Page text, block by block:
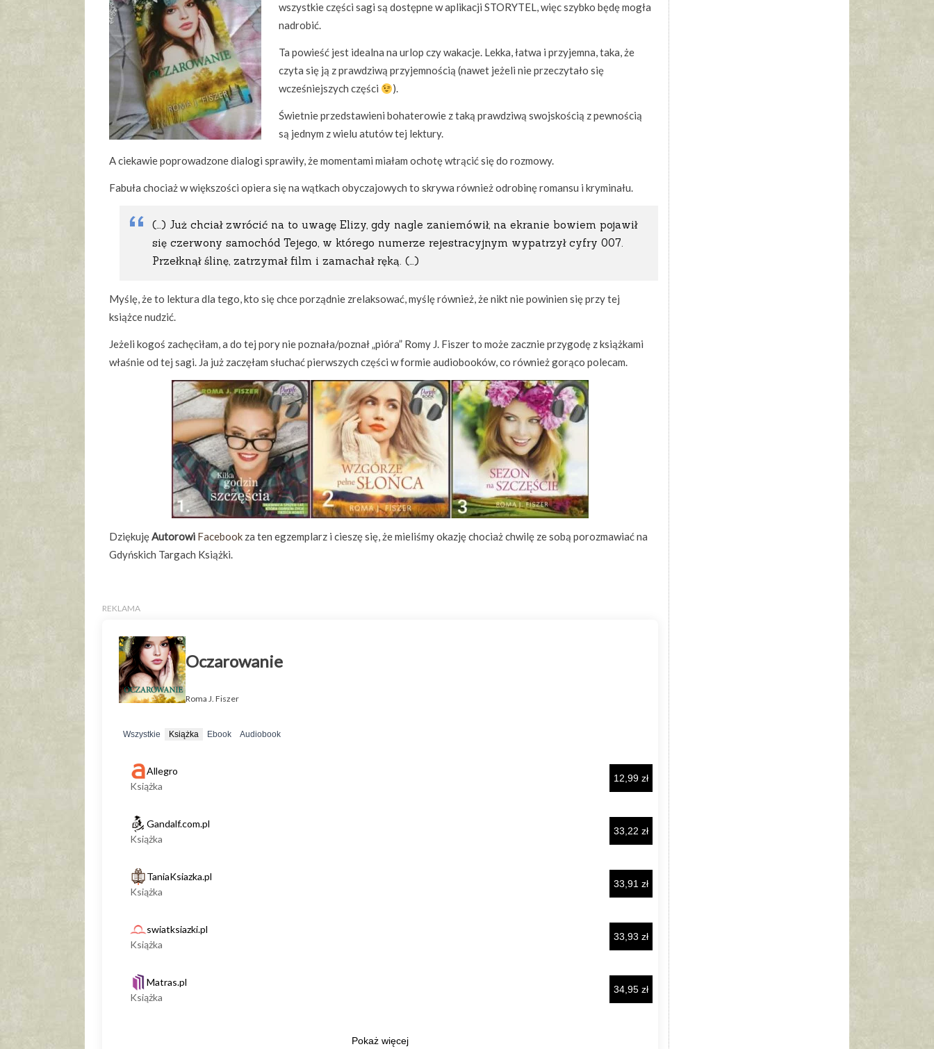
wszystkie części sagi są dostępne w aplikacji STORYTEL, więc szybko będę mogła
nadrobić.
Ta powieść jest idealna na urlop czy wakacje. Lekka, łatwa i przyjemna, taka, że
czyta się ją z prawdziwą przyjemnością (nawet jeżeli nie przeczytało się
wcześniejszych części
).
Świetnie przedstawieni bohaterowie z taką prawdziwą swojskością z pewnością
są jednym z wielu atutów tej lektury.
A ciekawie poprowadzone dialogi sprawiły, że momentami miałam ochotę wtrącić się do rozmowy.
Fabuła chociaż w większości opiera się na wątkach obyczajowych to skrywa również odrobinę romansu i kryminału.
(…) Już chciał zwrócić na to uwagę Elizy, gdy nagle zaniemówił, na ekranie bowiem pojawił
się czerwony samochód Tejego, w którego numerze rejestracyjnym wypatrzył cyfry 007.
Przełknął ślinę, zatrzymał film i zamachał ręką. (…)
Myślę, że to lektura dla tego, kto się chce porządnie zrelaksować, myślę również, że nikt nie powinien się przy tej
książce nudzić.
Jeżeli kogoś zachęciłam, a do tej pory nie poznała/poznał „pióra” Romy J. Fiszer to może zacznie przygodę z książkami
właśnie od tej sagi. Ja już zaczęłam słuchać pierwszych części w formie audiobooków, co również gorąco polecam.
DziękujęAutorowi Facebook za ten egzemplarz i cieszę się, że mieliśmy okazję chociaż chwilę ze sobą porozmawiać na
Gdyńskich Targach Książki.